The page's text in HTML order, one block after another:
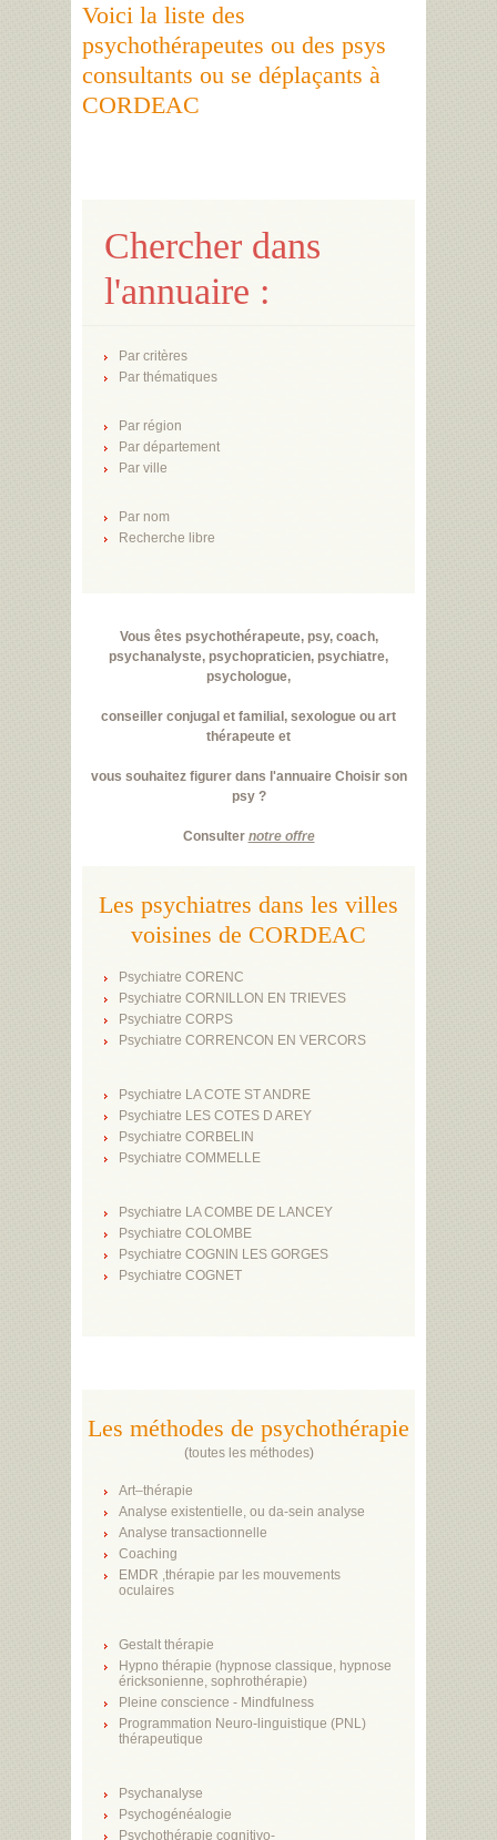
Voici la liste des
psychothérapeutes ou des psys
consultants ou se déplaçants à
CORDEAC
Chercher dans
l'annuaire :
Par critères
Par thématiques
Par région
Par département
Par ville
Par nom
Recherche libre
Vous êtes psychothérapeute, psy, coach,
psychanalyste, psychopraticien, psychiatre,
psychologue,
conseiller conjugal et familial, sexologue ou art
thérapeute et
vous souhaitez figurer dans l'annuaire Choisir son
psy ?
Consulter notre offre
Les psychiatres dans les villes
voisines de CORDEAC
Psychiatre CORENC
Psychiatre CORNILLON EN TRIEVES
Psychiatre CORPS
Psychiatre CORRENCON EN VERCORS
Psychiatre LA COTE ST ANDRE
Psychiatre LES COTES D AREY
Psychiatre CORBELIN
Psychiatre COMMELLE
Psychiatre LA COMBE DE LANCEY
Psychiatre COLOMBE
Psychiatre COGNIN LES GORGES
Psychiatre COGNET
Les méthodes de psychothérapie
(toutes les méthodes)
Art–thérapie
Analyse existentielle, ou da-sein analyse
Analyse transactionnelle
Coaching
EMDR ,thérapie par les mouvements
oculaires
Gestalt thérapie
Hypno thérapie (hypnose classique, hypnose
éricksonienne, sophrothérapie)
Pleine conscience - Mindfulness
Programmation Neuro-linguistique (PNL)
thérapeutique
Psychanalyse
Psychogénéalogie
Psychothérapie cognitivo-